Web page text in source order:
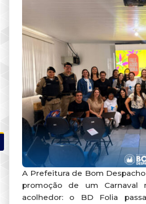
A Prefeitura de Bom
promoção de um Carnaval
acolhedor: o BD Folia